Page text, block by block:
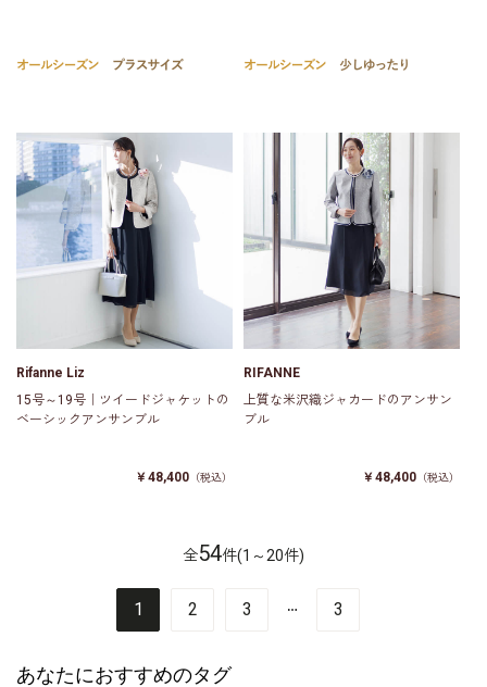
Rifanne Liz
15号～19号｜ツイードジャケットの
ベーシックアンサンブル
￥48,400 （税込）
RIFANNE
上質な米沢織ジャカードのアンサン
ブル
￥48,400 （税込）
全54件(1～20件)
1 2 3 3
あなたにおすすめのタグ